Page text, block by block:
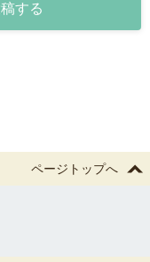
する
ページトップへ